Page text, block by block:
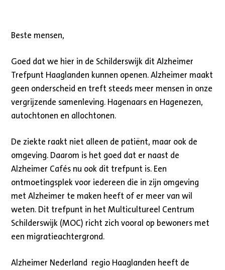
Beste mensen,
Goed dat we hier in de Schilderswijk dit Alzheimer
Trefpunt Haaglanden kunnen openen. Alzheimer maakt
geen onderscheid en treft steeds meer mensen in onze
vergrijzende samenleving. Hagenaars en Hagenezen,
autochtonen en allochtonen.
De ziekte raakt niet alleen de patiënt, maar ook de
omgeving. Daarom is het goed dat er naast de
Alzheimer Cafés nu ook dit trefpunt is. Een
ontmoetingsplek voor iedereen die in zijn omgeving
met Alzheimer te maken heeft of er meer van wil
weten. Dit trefpunt in het Multicultureel Centrum
Schilderswijk (MOC) richt zich vooral op bewoners met
een migratieachtergrond.
Alzheimer Nederland regio Haaglanden heeft de